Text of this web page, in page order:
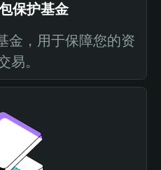
保护基金
金，用于保障您的资
易。